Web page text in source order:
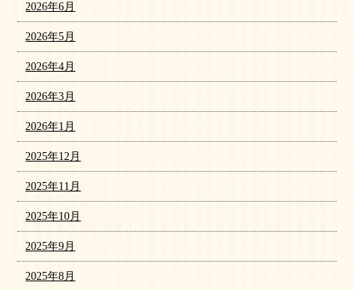
2026年6月
2026年5月
2026年4月
2026年3月
2026年1月
2025年12月
2025年11月
2025年10月
2025年9月
2025年8月